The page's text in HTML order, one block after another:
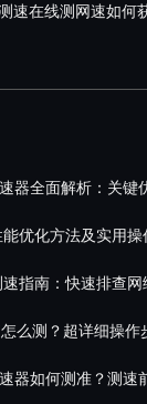
速在线测网速如何
器全面解析：关键
优化方法及实用操
指南：快速排查网
么测？超详细操作
器如何测准？测速